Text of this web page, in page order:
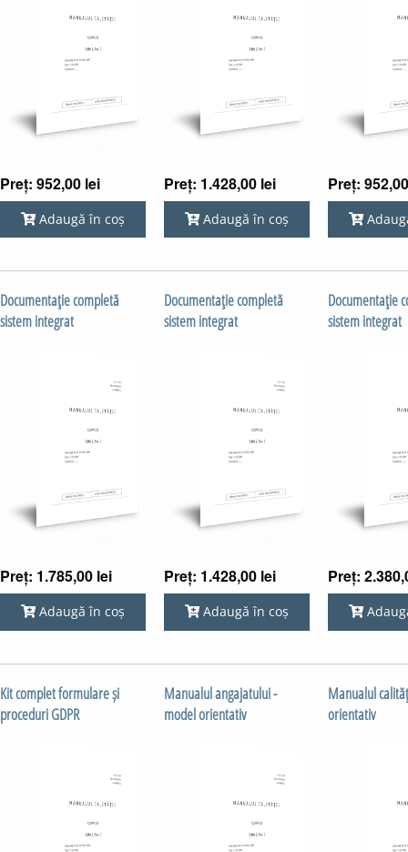
Preț: 952,00 lei
Adaugă în coș
Preț: 1.428,00 lei
Adaugă în coș
Preț:
Documentaţie completă
sistem integrat
Preț: 1.785,00 lei
Adaugă în coș
Documentaţie completă
sistem integrat
Preț: 1.428,00 lei
Adaugă în coș
Documentaţie
sistem integrat
Preț:
Kit complet formulare și
proceduri GDPR
Manualul angajatului -
model orientativ
Manualul
orientativ